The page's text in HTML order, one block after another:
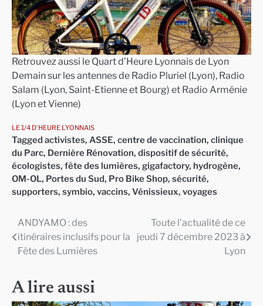
Retrouvez aussi le Quart d’Heure Lyonnais de Lyon
Demain sur les antennes de Radio Pluriel (Lyon), Radio
Salam (Lyon, Saint-Etienne et Bourg) et Radio Arménie
(Lyon et Vienne)
LE 1/4 D'HEURE LYONNAIS
Tagged activistes, ASSE, centre de vaccination, clinique
du Parc, Dernière Rénovation, dispositif de sécurité,
écologistes, fête des lumières, gigafactory, hydrogène,
OM-OL, Portes du Sud, Pro Bike Shop, sécurité,
supporters, symbio, vaccins, Vénissieux, voyages
Navigation
de
ANDYAMO : des
itinéraires inclusifs pour la
Fête des Lumières
Toute l’actualité de ce
jeudi 7 décembre 2023 à
Lyon
A lire aussi